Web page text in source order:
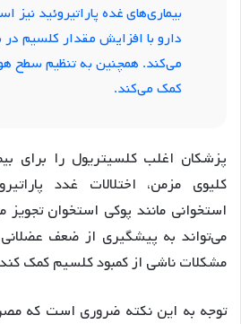
بیماری‌های غده پاراتیروئید نیز
دارو با افزایش مقدار کلسیم
می‌کند. همچنین به تنظیم سطح
کمک می‌کند.
پزشکان اغلب کلسیتریول را برای
کلیوی مزمن، اختلالات غدد
استخوانی مانند پوکی استخوان
می‌تواند به پیشگیری از ضعف
مشکلات ناشی از کمبود کلسیم کمک
توجه به این نکته ضروری است که